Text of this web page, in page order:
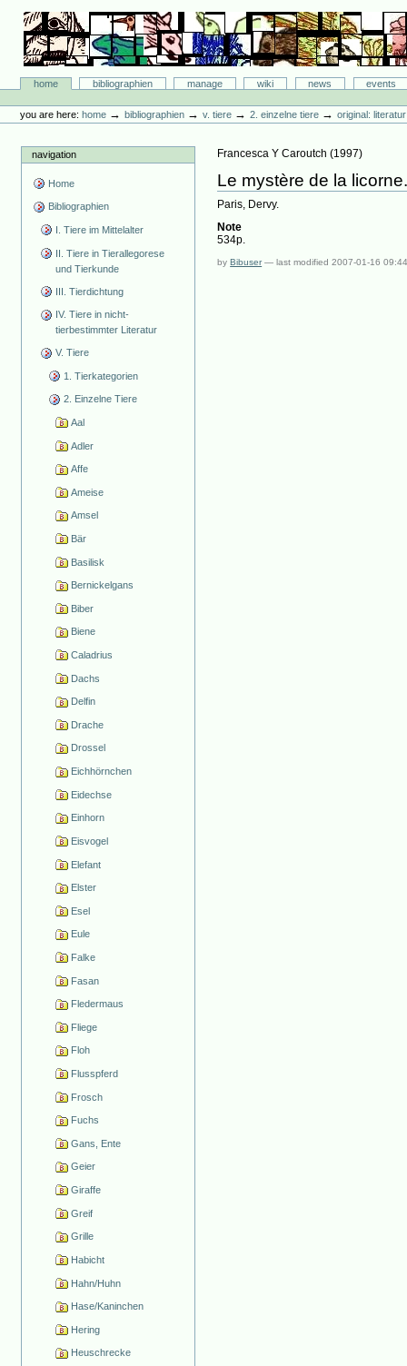
content.
navigation
Bibliographie-Portal
Sectionshome bibliographien manage wiki news
events
tools
you are here: home →bibliographien →v. tiere →2. einzelne tiere →original:
navigation
Home
Bibliographien
I. Tiere im Mittelalter
II. Tiere in Tierallegorese
und Tierkunde
III. Tierdichtung
IV. Tiere in nicht-
tierbestimmter Literatur
V. Tiere
1. Tierkategorien
2. Einzelne Tiere
Aal
Adler
Affe
Ameise
Amsel
Bär
Basilisk
Bernickelgans
Biber
Biene
Caladrius
Dachs
Delfin
Drache
Drossel
Eichhörnchen
Eidechse
Einhorn
Eisvogel
Elefant
Elster
Esel
Eule
Falke
Fasan
Fledermaus
Fliege
Floh
Flusspferd
Frosch
Fuchs
Gans, Ente
Geier
Giraffe
Greif
Grille
Habicht
Hahn/Huhn
Hase/Kaninchen
Hering
Heuschrecke
Francesca Y Caroutch (1997)
Le mystère de la
Paris, Dervy.
Note
534p.
byBibuser —last modified2007-01-16